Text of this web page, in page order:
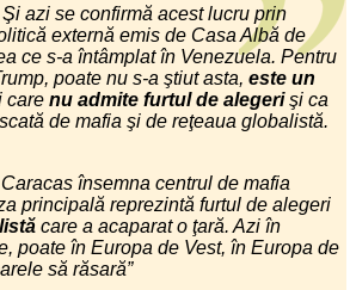
azi se confirmă acest lucru prin
externă emis de Casa Albă de
ce s-a întâmplat în Venezuela. Pentru
poate nu s-a ştiut asta, este un
care nu admite furtul de alegerişi ca
de mafia şi de reţeaua globalistă.
însemna centrul de mafia
principală reprezintă furtul de alegeri
care a acaparat o ţară. Azi în
poate în Europa de Vest, în Europa de
să răsară”